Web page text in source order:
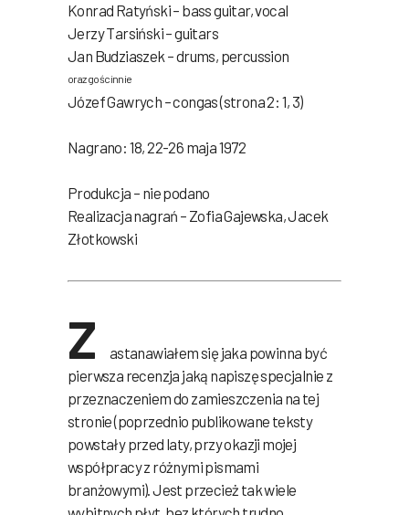
Konrad Ratyński – bass guitar, vocal
Jerzy Tarsiński – guitars
Jan Budziaszek – drums, percussion
oraz gościnnie
Józef Gawrych – congas (strona 2: 1, 3)
Nagrano: 18, 22-26 maja 1972
Produkcja – nie podano
Realizacja nagrań – Zofia Gajewska, Jacek
Złotkowski
Z
astanawiałem się jaka powinna być
pierwsza recenzja jaką napiszę specjalnie z
przeznaczeniem do zamieszczenia na tej
stronie (poprzednio publikowane teksty
powstały przed laty, przy okazji mojej
współpracy z różnymi pismami
branżowymi). Jest przecież tak wiele